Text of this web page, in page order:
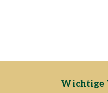
Wichtige